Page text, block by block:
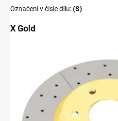
Označení v čísle dílu:(S)
X Gold